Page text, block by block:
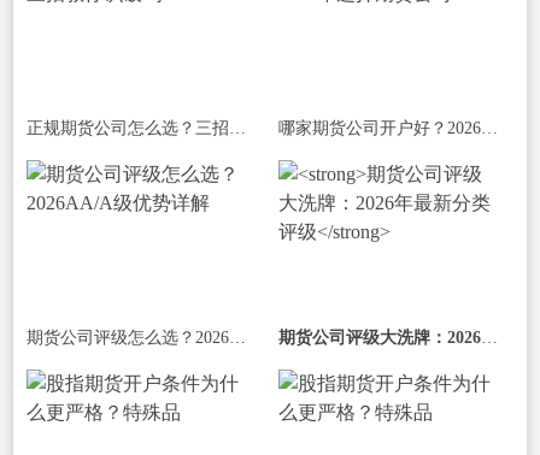
正规期货公司怎么选？三招教你识破“李 哪家期货公司开户好？2026年选择期货公司
期货公司评级怎么选？2026AA/A级优势详解 期货公司评级大洗牌：2026年最新分类评级